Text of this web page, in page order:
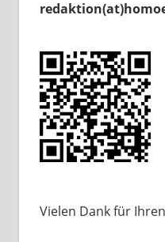
Vielen Dank für